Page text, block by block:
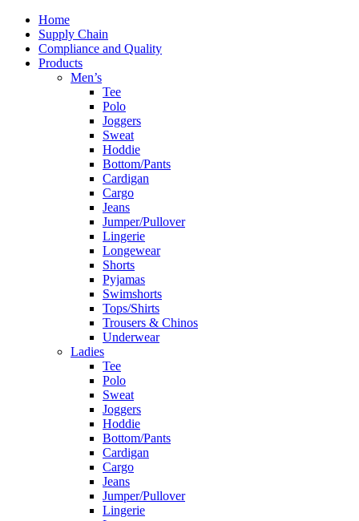
Home
Supply Chain
Compliance and Quality
Products
Men’s
Tee
Polo
Joggers
Sweat
Hoddie
Bottom/Pants
Cardigan
Cargo
Jeans
Jumper/Pullover
Lingerie
Longewear
Shorts
Pyjamas
Swimshorts
Tops/Shirts
Trousers & Chinos
Underwear
Ladies
Tee
Polo
Sweat
Joggers
Hoddie
Bottom/Pants
Cardigan
Cargo
Jeans
Jumper/Pullover
Lingerie